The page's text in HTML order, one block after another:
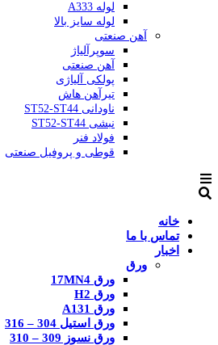
لوله A333
لوله سایز بالا
آهن صنعتی
سوپرآلیاژ
آهن صنعتی
پولکی آلیاژی
تیرآهن هاش
ناودانی ST52-ST44
نبشی ST52-ST44
فولاد فنر
قوطی و پروفیل صنعتی
خانه
تماس با ما
اخبار
ورق
ورق 17MN4
ورق H2
ورق A131
ورق استیل 304 – 316
ورق نسوز 309 – 310